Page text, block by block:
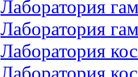
Лаборатория
Лаборатория
Лаборатория
Лаборатория